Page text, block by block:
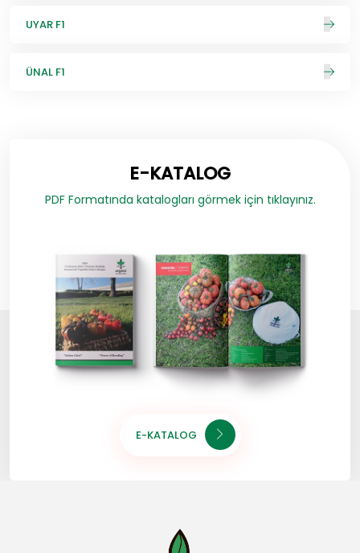
UYAR F1
ÜNAL F1
E-KATALOG
PDF Formatında katalogları görmek için tıklayınız.
E-KATALOG